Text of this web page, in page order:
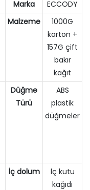
Marka
ECCODY
Malzeme
1000G
karton +
157G çift
bakır
kağıt
Düğme
Türü
ABS
plastik
düğmeler
İç dolum
İç kutu
kağıdı